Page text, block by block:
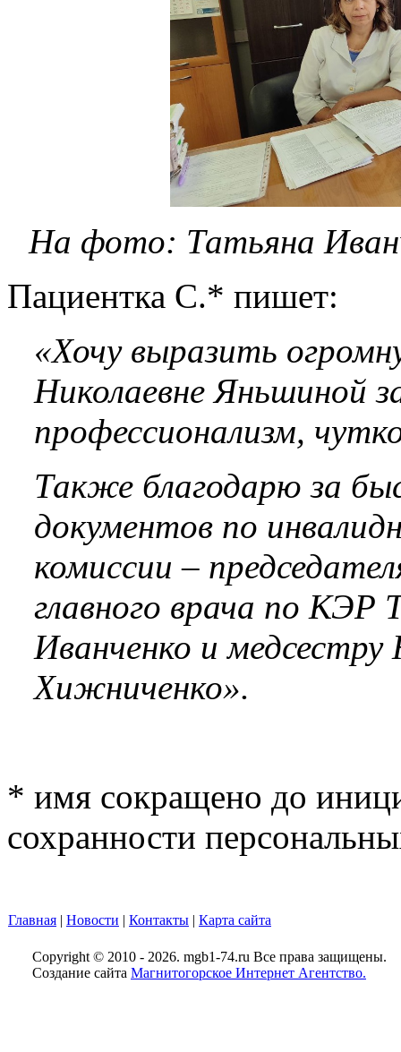
На фото: Татьяна
Пациентка С.* пишет:
«Хочу выразить
Николаевне Яньшиной
профессионализм,
Также благодарю за
документов по
комиссии –
главного врача по КЭР
Иванченко и
Хижниченко».
* имя сокращено до
сохранности
Главная | Новости | Контакты | Карта сайта
Copyright © 2010 - 2026. mgb1-74.ru Все права защищены.
Создание сайта Магнитогорское Интернет Агентство.